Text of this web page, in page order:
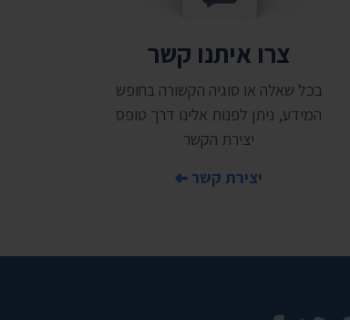
צרו איתנו קשר
בכל שאלה או סוגיה הקשורה בחופש
המידע, ניתן לפנות אלינו דרך טופס
יצירת הקשר
יצירת קשר